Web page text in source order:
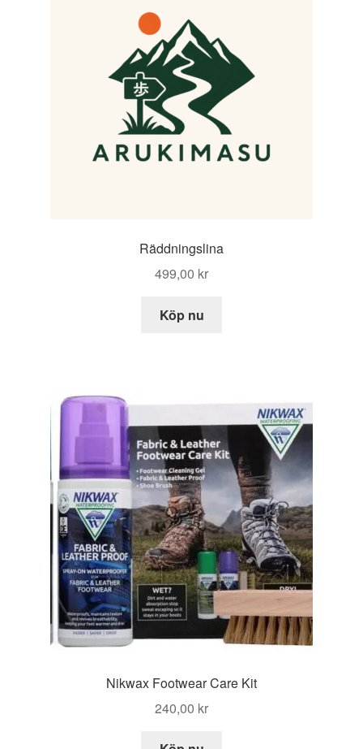
Räddningslina
499,00 kr
Köp nu
Nikwax Footwear Care Kit
240,00 kr